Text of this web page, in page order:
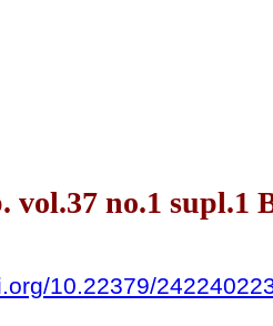
vol.37 no.1 supl.1
10.22379/